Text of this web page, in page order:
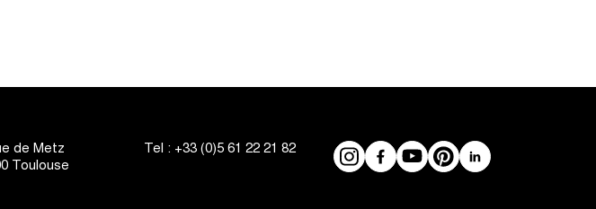
de Metz
Toulouse
Tel : +33 (0)5 61 22 21 82
Réseaux
InstagramFacebookYouTubePinterestLinkedIn